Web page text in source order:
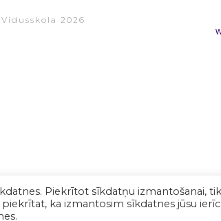
2026
Piekrītot sīkdatņu izmantošanai,
ka izmantosim sīkdatnes jūsu